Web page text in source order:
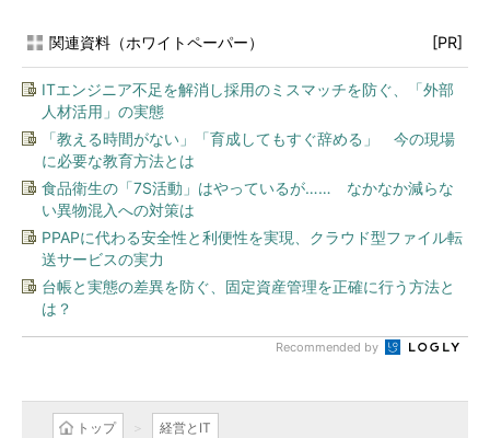
関連資料（ホワイトペーパー） [PR]
ITエンジニア不足を解消し採用のミスマッチを防ぐ、「外部
人材活用」の実態
「教える時間がない」「育成してもすぐ辞める」 今の現場
に必要な教育方法とは
食品衛生の「7S活動」はやっているが…… なかなか減らな
い異物混入への対策は
PPAPに代わる安全性と利便性を実現、クラウド型ファイル転
送サービスの実力
台帳と実態の差異を防ぐ、固定資産管理を正確に行う方法と
は？
Recommended by
トップ 経営とIT